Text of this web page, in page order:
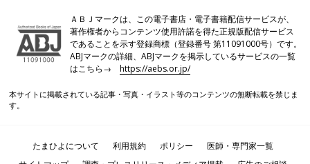
ＡＢＪマークは、この電子書店・電子書籍配信サービスが、
著作権者からコンテンツ使用許諾を得た正規版配信サービス
であることを示す登録商標（登録番号 第11091000号）です。
ABJマークの詳細、ABJマークを掲示しているサービスの一覧
はこちら→https://aebs.or.jp/
本サイトに掲載されている記事・写真・イラスト等のコンテンツの無断転載を禁じま
す。
たまひよについて 利用規約 ポリシー
医師・専門家一覧